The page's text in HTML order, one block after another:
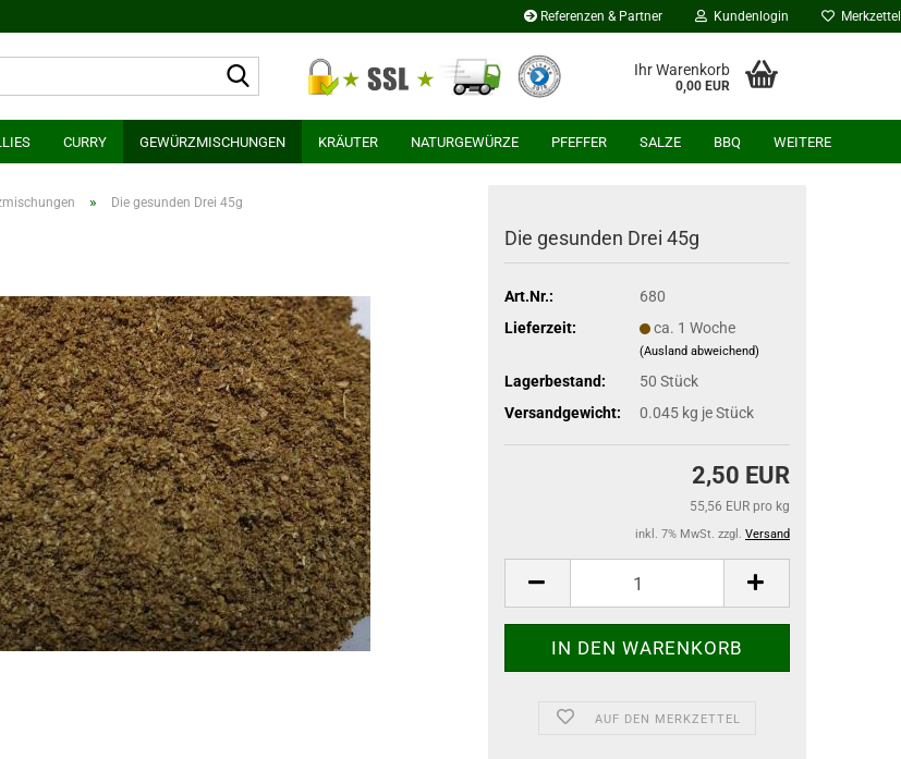
Referenzen & Partner Kundenlogin Merkzettel
Suche... Ihr Warenkorb
0,00 EUR
CURRY GEWÜRZMISCHUNGEN KRÄUTER NATURGEWÜRZE PFEFFER SALZE BBQ WEITERE
» Die gesunden Drei 45g
Die gesunden Drei 45g
Art.Nr.:
680
Lieferzeit:
ca. 1 Woche
(Ausland abweichend)
Lagerbestand: 50 Stück
Versandgewicht:
0.045kg je Stück
2,50 EUR
55,56 EUR pro kg
inkl. 7% MwSt. zzgl. Versand
AUF DEN MERKZETTEL